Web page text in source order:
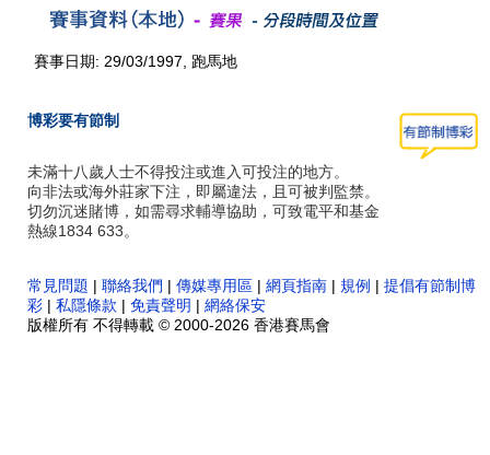
賽事日期: 29/03/1997, 跑馬地
博彩要有節制
未滿十八歲人士不得投注或進入可投注的地方。
向非法或海外莊家下注，即屬違法，且可被判監禁。
切勿沉迷賭博，如需尋求輔導協助，可致電平和基金
熱線1834 633。
常見問題 | 聯絡我們 | 傳媒專用區 | 網頁指南 | 規例 | 提倡有節制博
彩 | 私隱條款 | 免責聲明 | 網絡保安
版權所有 不得轉載 © 2000-2026 香港賽馬會